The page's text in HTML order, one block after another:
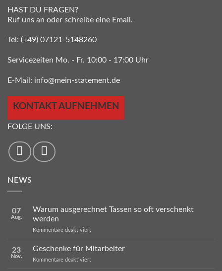
HAST DU FRAGEN?
Ruf uns an oder schreibe eine Email.
Tel: (+49) 07121-5148260
Servicezeiten Mo. - Fr. 10:00 - 17:00 Uhr
E-Mail: info@mein-statement.de
KONTAKT AUFNEHMEN
FOLGE UNS:
NEWS
07
Aug.
Warum ausgerechnet Tassen so oft verschenkt
werden
Kommentare deaktiviertfür
Tassen
23
Nov.
Geschenke für Mitarbeiter
Kommentare deaktiviertfür